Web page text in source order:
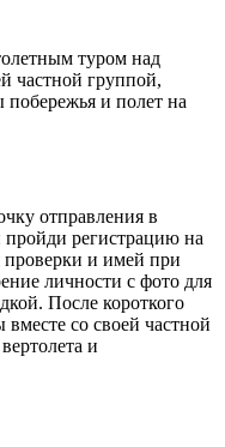
туром над
частной группой,
и полет на
отправления в
пройди регистрацию на
проверки и имей при
личности с фото для
После короткого
со своей частной
и